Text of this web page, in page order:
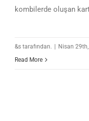
kombilerde oluşan
&s tarafından. Nisan
Read More